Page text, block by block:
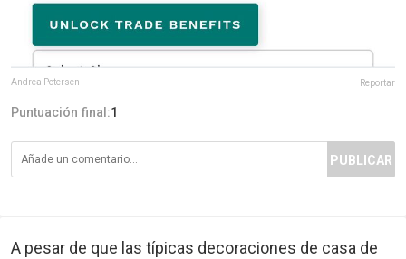
Andrea Petersen Reportar
Puntuación final:1
PUBLICAR
A pesar de que las típicas decoraciones de casa de